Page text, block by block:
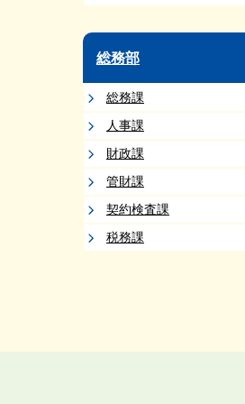
総務部
総務課
人事課
財政課
管財課
契約検査課
税務課